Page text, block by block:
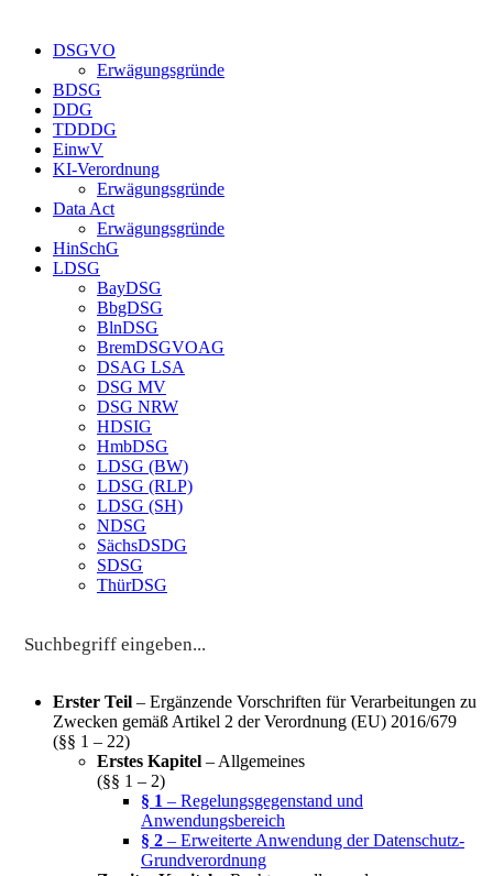
DSGVO
Erwägungsgründe
BDSG
DDG
TDDDG
EinwV
KI-Verordnung
Erwägungsgründe
Data Act
Erwägungsgründe
HinSchG
LDSG
BayDSG
BbgDSG
BlnDSG
BremDSGVOAG
DSAG LSA
DSG MV
DSG NRW
HDSIG
HmbDSG
LDSG (BW)
LDSG (RLP)
LDSG (SH)
NDSG
SächsDSDG
SDSG
ThürDSG
Erster Teil – Ergänzende Vorschriften für Verarbeitungen zu
Zwecken gemäß Artikel 2 der Verordnung (EU) 2016/679
(§§ 1 – 22)
Erstes Kapitel – Allgemeines
(§§ 1 – 2)
§ 1 – Regelungsgegenstand und
Anwendungsbereich
§ 2 – Erweiterte Anwendung der Datenschutz-
Grundverordnung